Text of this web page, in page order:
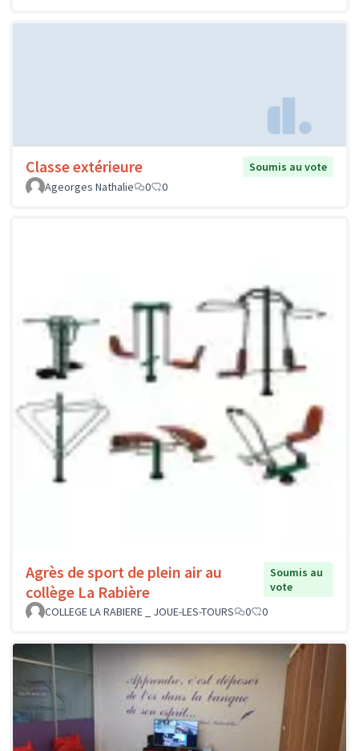
Classe extérieure
Soumis au vote
Ageorges Nathalie
0 0
Agrès de sport de plein air au
collège La Rabière
Soumis au
vote
COLLEGE LA RABIERE _ JOUE-LES-TOURS
0 0